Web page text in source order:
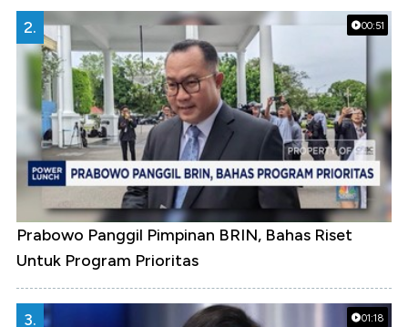
00:51
2.
Prabowo Panggil Pimpinan BRIN, Bahas Riset
Untuk Program Prioritas
01:18
3.